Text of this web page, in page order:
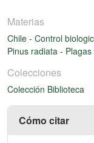
Materias
Chile - Control
Pinus radiata -
Colecciones
Colección Biblioteca
Cómo citar